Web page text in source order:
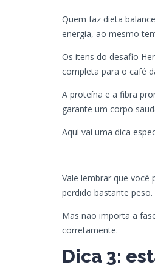
Quem faz dieta
energia, ao mesmo
Os itens do desafio
completa para o café
A proteína e a fibra
garante um corpo
Aqui vai uma dica
Vale lembrar que você
perdido bastante peso.
Mas não importa a
corretamente.
Dica 3: